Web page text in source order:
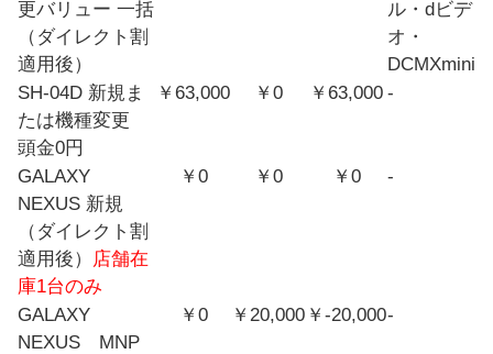
更バリュー 一括
（ダイレクト割
適用後）
ル・dビデ
オ・
DCMXmini
SH-04D 新規ま
たは機種変更
頭金0円
￥63,000 ￥0 ￥63,000 -
GALAXY
NEXUS 新規
（ダイレクト割
適用後）
店舗在
庫1台のみ
￥0 ￥0 ￥0 -
GALAXY
NEXUS MNP
￥0 ￥20,000 ￥-20,000-